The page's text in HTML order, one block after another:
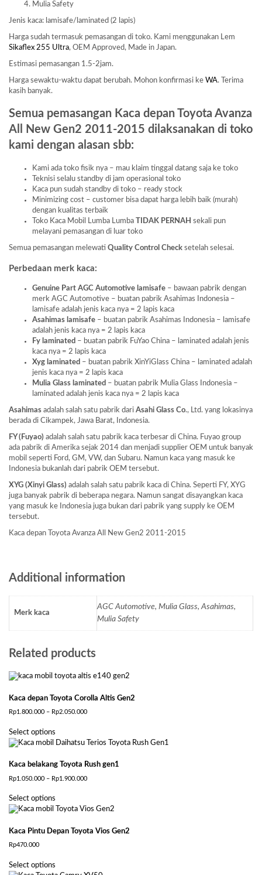
Mulia Safety
Jenis kaca: lamisafe/laminated (2 lapis)
Harga sudah termasuk pemasangan di toko. Kami menggunakan Lem
Sikaflex 255 Ultra, OEM Approved, Made in Japan.
Estimasi pemasangan 1.5-2jam.
Harga sewaktu-waktu dapat berubah. Mohon konfirmasi ke WA. Terima
kasih banyak.
Semua pemasangan Kaca depan Toyota Avanza
All New Gen2 2011-2015 dilaksanakan di toko
kami dengan alasan sbb:
Kami ada toko fisik nya – mau klaim tinggal datang saja ke toko
Teknisi selalu standby di jam operasional toko
Kaca pun sudah standby di toko – ready stock
Minimizing cost – customer bisa dapat harga lebih baik (murah)
dengan kualitas terbaik
Toko Kaca Mobil Lumba Lumba TIDAK PERNAH sekali pun
melayani pemasangan di luar toko
Semua pemasangan melewati Quality Control Check setelah selesai.
Perbedaan merk kaca:
Genuine Part AGC Automotive lamisafe – bawaan pabrik dengan
merk AGC Automotive – buatan pabrik Asahimas Indonesia –
lamisafe adalah jenis kaca nya = 2 lapis kaca
Asahimas lamisafe – buatan pabrik Asahimas Indonesia – lamisafe
adalah jenis kaca nya = 2 lapis kaca
Fy laminated – buatan pabrik FuYao China – laminated adalah jenis
kaca nya = 2 lapis kaca
Xyg laminated – buatan pabrik XinYiGlass China – laminated adalah
jenis kaca nya = 2 lapis kaca
Mulia Glass laminated – buatan pabrik Mulia Glass Indonesia –
laminated adalah jenis kaca nya = 2 lapis kaca
Asahimas adalah salah satu pabrik dari Asahi Glass Co., Ltd. yang lokasinya
berada di Cikampek, Jawa Barat, Indonesia.
FY (Fuyao) adalah salah satu pabrik kaca terbesar di China. Fuyao group
ada pabrik di Amerika sejak 2014 dan menjadi supplier OEM untuk banyak
mobil seperti Ford, GM, VW, dan Subaru. Namun kaca yang masuk ke
Indonesia bukanlah dari pabrik OEM tersebut.
XYG (Xinyi Glass) adalah salah satu pabrik kaca di China. Seperti FY, XYG
juga banyak pabrik di beberapa negara. Namun sangat disayangkan kaca
yang masuk ke Indonesia juga bukan dari pabrik yang supply ke OEM
tersebut.
Kaca depan Toyota Avanza All New Gen2 2011-2015
Additional information
Merk kaca
AGC Automotive, Mulia Glass, Asahimas,
Mulia Safety
Related products
Kaca depan Toyota Corolla Altis Gen2
Rp1.800.000 – Rp2.050.000Price
through
Rp2.050.000
Select options
has
variants.
The
be
on
Kaca belakang Toyota Rush gen1
Rp1.050.000 – Rp1.900.000Price
through
Rp1.900.000
Select options
has
variants.
Kaca Pintu Depan Toyota Vios Gen2
Rp470.000
Select options